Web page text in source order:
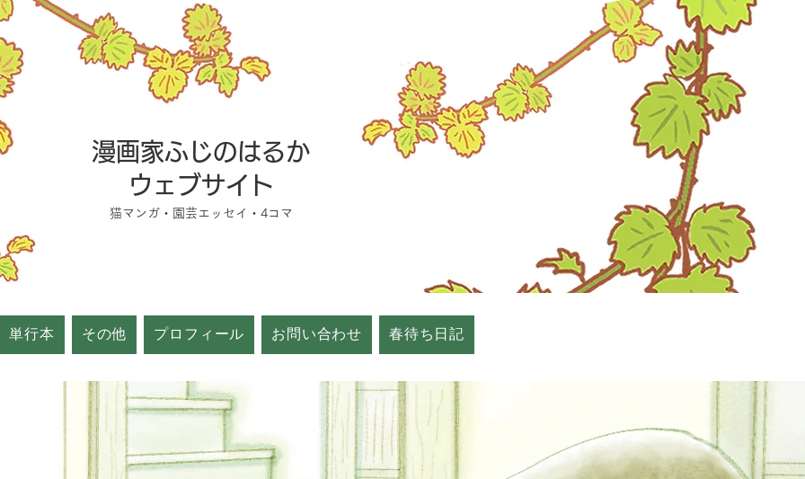
漫画家ふじのはるか
ウェブサイト
猫マンガ・園芸エッセイ・4コマ
単行本 その他 プロフィール お問い合わせ 春待ち日記